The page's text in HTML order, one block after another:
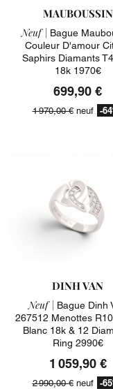
MAUBOUSSIN
Neuf | Bague
Couleur D'amour
Saphirs Diamants
18k 1970€
699,90 €
1 970,00 €neuf -
DINH VAN
Neuf | Bague Dinh
267512 Menottes
Blanc 18k & 12
Ring 2990€
1 059,90 €
2 990,00 €neuf -